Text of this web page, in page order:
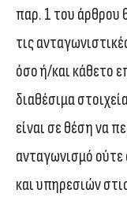
παρ. 1 του άρθρου
τις
όσο ή/και κάθετο
διαθέσιμα
είναι σε θέση να
ανταγωνισμό
και υπηρεσιών